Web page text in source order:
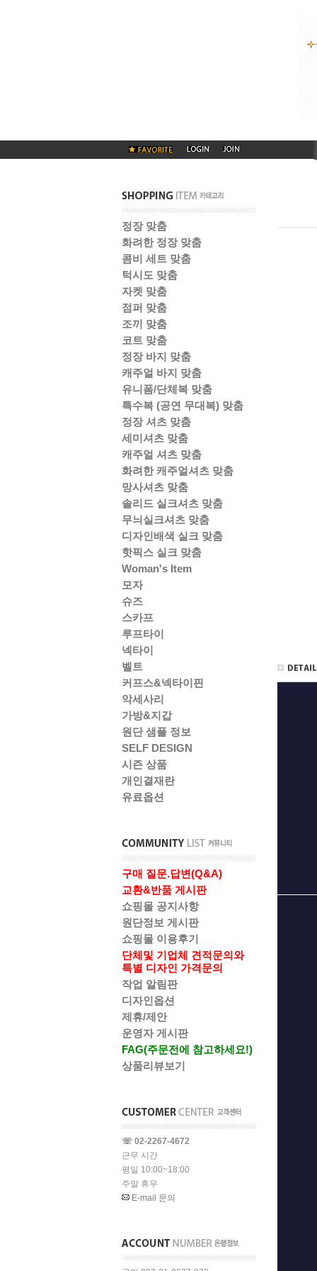
정장 맞춤
화려한 정장 맞춤
콤비 세트 맞춤
턱시도 맞춤
자켓 맞춤
점퍼 맞춤
조끼 맞춤
코트 맞춤
정장 바지 맞춤
캐주얼 바지 맞춤
유니폼/단체복 맞춤
특수복 (공연 무대복) 맞춤
정장 셔츠 맞춤
세미셔츠 맞춤
캐주얼 셔츠 맞춤
화려한 캐주얼셔츠 맞춤
망사셔츠 맞춤
솔리드 실크셔츠 맞춤
무늬실크셔츠 맞춤
디자인배색 실크 맞춤
핫픽스 실크 맞춤
Woman's Item
모자
슈즈
스카프
루프타이
넥타이
벨트
커프스&넥타이핀
악세사리
가방&지갑
원단 샘플 정보
SELF DESIGN
시즌 상품
개인결재란
유료옵션
구매 질문.답변(Q&A)
교환&반품 게시판
쇼핑몰 공지사항
원단정보 게시판
쇼핑몰 이용후기
단체및 기업체 견적문의와
특별 디자인 가격문의
작업 알림판
디자인옵션
제휴/제안
운영자 게시판
FAG(주문전에 참고하세요!)
상품리뷰보기
☏ 02-2267-4672
근무 시간
평일 10:00~18:00
주말 휴무
E-mail 문의